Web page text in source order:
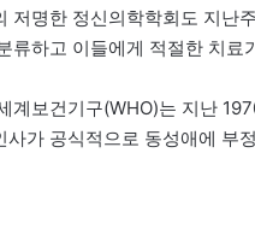
저명한 정신의학학회도 지난
류하고 이들에게 적절한 치료
계보건기구(WHO)는 지난
사가 공식적으로 동성애에 부